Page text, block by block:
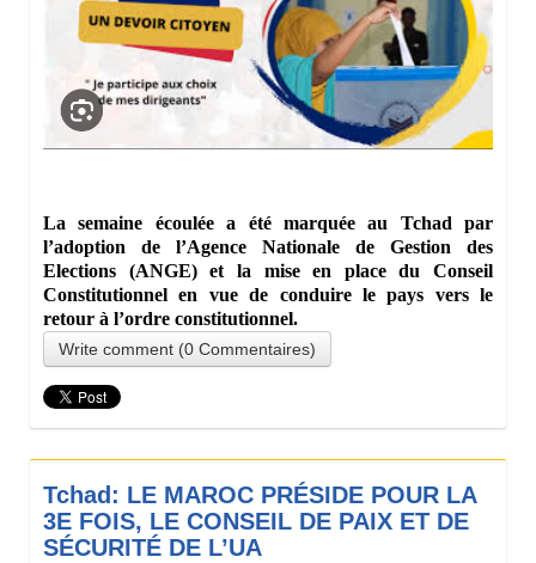
La semaine écoulée a été marquée au Tchad par
l’adoption de l’Agence Nationale de Gestion des
Elections (ANGE) et la mise en place du Conseil
Constitutionnel en vue de conduire le pays vers le
retour à l’ordre constitutionnel.
Write comment (0 Commentaires)
Tchad: LE MAROC PRÉSIDE POUR LA
3E FOIS, LE CONSEIL DE PAIX ET DE
SÉCURITÉ DE L’UA